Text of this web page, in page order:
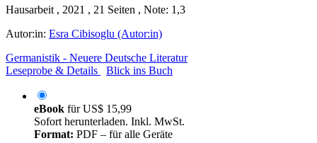
Hausarbeit , 2021 , 21 Seiten , Note: 1,3
Autor:in: Esra Cibisoglu (Autor:in)
Germanistik - Neuere Deutsche Literatur
Leseprobe & Details
Blick ins Buch
eBook fürUS$ 15,99
Sofort herunterladen. Inkl. MwSt.
Format: PDF – für alle Geräte